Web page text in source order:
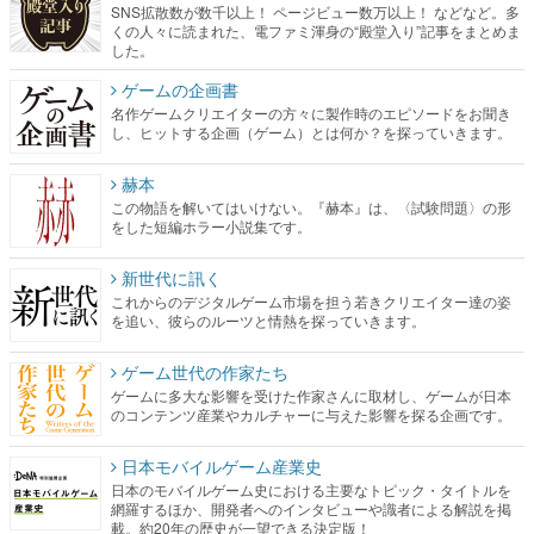
SNS拡散数が数千以上！ ページビュー数万以上！ などなど。多
くの人々に読まれた、電ファミ渾身の“殿堂入り”記事をまとめま
した。
ゲームの企画書
名作ゲームクリエイターの方々に製作時のエピソードをお聞き
し、ヒットする企画（ゲーム）とは何か？を探っていきます。
赫本
この物語を解いてはいけない。『赫本』は、〈試験問題〉の形
をした短編ホラー小説集です。
新世代に訊く
これからのデジタルゲーム市場を担う若きクリエイター達の姿
を追い、彼らのルーツと情熱を探っていきます。
ゲーム世代の作家たち
ゲームに多大な影響を受けた作家さんに取材し、ゲームが日本
のコンテンツ産業やカルチャーに与えた影響を探る企画です。
日本モバイルゲーム産業史
日本のモバイルゲーム史における主要なトピック・タイトルを
網羅するほか、開発者へのインタビューや識者による解説を掲
載。約20年の歴史が一望できる決定版！